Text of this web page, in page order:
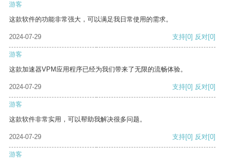
游客
这款软件的功能非常强大，可以满足我日常使用的需求。
2024-07-29 支持[0] 反对[0]
游客
这款加速器VPM应用程序已经为我们带来了无限的流畅体验。
2024-07-29 支持[0] 反对[0]
游客
这款软件非常实用，可以帮助我解决很多问题。
2024-07-29 支持[0] 反对[0]
游客